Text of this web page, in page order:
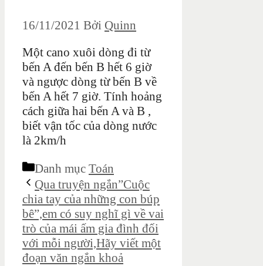
16/11/2021 Bởi Quinn
Một cano xuôi dòng đi từ
bến A đến bến B hết 6 giờ
và ngược dòng từ bến B về
bến A hết 7 giờ. Tính hoảng
cách giữa hai bến A và B ,
biết vận tốc của dòng nước
là 2km/h
Danh mục Toán
Qua truyện ngắn”Cuộc
chia tay của những con búp
bê”,em có suy nghĩ gì về vai
trò của mái ấm gia đình đối
với mỗi người,Hãy viết một
đoạn văn ngắn khoả